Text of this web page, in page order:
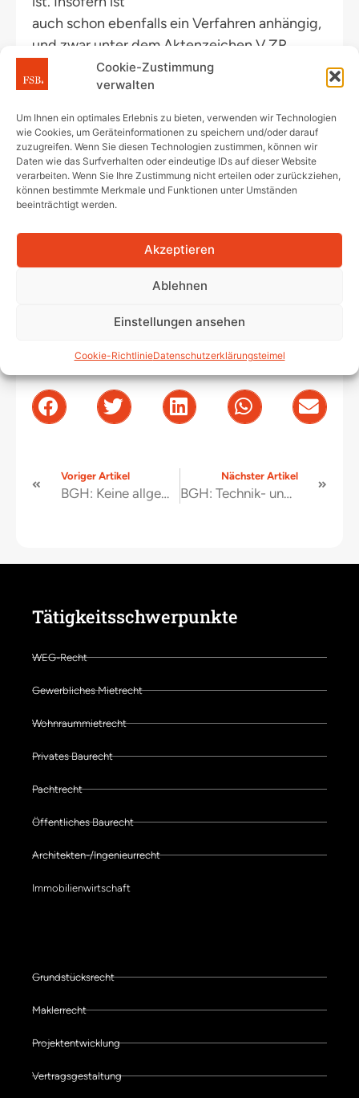
Cookie-Zustimmung
verwalten
Um Ihnen ein optimales Erlebnis zu bieten, verwenden wir Technologien
wie Cookies, um Geräteinformationen zu speichern und/oder darauf
zuzugreifen. Wenn Sie diesen Technologien zustimmen, können wir
Daten wie das Surfverhalten oder eindeutige IDs auf dieser Website
verarbeiten. Wenn Sie Ihre Zustimmung nicht erteilen oder zurückziehen,
können bestimmte Merkmale und Funktionen unter Umständen
beeinträchtigt werden.
Akzeptieren
Ablehnen
Einstellungen ansehen
Cookie-RichtlinieDatenschutzerklärungsteimel
auch schon ebenfalls ein Verfahren anhängig,
und zwar unter dem Aktenzeichen V ZR
158/25 (noch nicht entschieden).
Das Urteil dürfte für die Klärung von streitigen
Rechtsfragen im Hinblick auf
Teilungserklärung/Gemeinschaftsordnung
eine wichtige praktische Bedeutung haben.
einer Feststellungsklage geklärt werden und
nicht erst dann, wenn der entsprechende
Eigentümer entsprechend disponiert hat, z.B.
Das kann jetzt vorab per Feststellungsklage
entschieden werden.
Voriger Artikel
BGH: Keine allgemeine Pflicht der WEG zur Einholung von Vergleichsangeboten bei Erhaltungsmaßnahmen (brandaktuell: Urteil vom 27.03.2026 – V ZR 7/25)
Nächster Artikel
BGH: Technik- und Heizungsräume können Sondereigentum sein, BGH-Urteil vom 20.02.2026 = V ZR 34/25
Tätigkeitsschwerpunkte
WEG-Recht
Gewerbliches Mietrecht
Wohnraummietrecht
Privates Baurecht
Pachtrecht
Öffentliches Baurecht
Architekten-/Ingenieurrecht
Immobilienwirtschaft
Grundstücksrecht
Maklerrecht
Projektentwicklung
Vertragsgestaltung